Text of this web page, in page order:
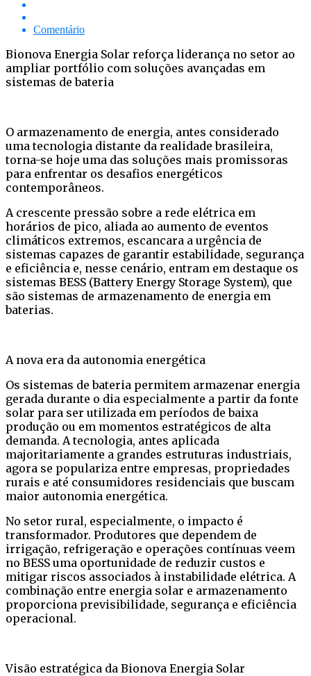
Comentário
Bionova Energia Solar reforça liderança no setor ao
ampliar portfólio com soluções avançadas em
sistemas de bateria
O armazenamento de energia, antes considerado
uma tecnologia distante da realidade brasileira,
torna-se hoje uma das soluções mais promissoras
para enfrentar os desafios energéticos
contemporâneos.
A crescente pressão sobre a rede elétrica em
horários de pico, aliada ao aumento de eventos
climáticos extremos, escancara a urgência de
sistemas capazes de garantir estabilidade, segurança
e eficiência e, nesse cenário, entram em destaque os
sistemas BESS (Battery Energy Storage System), que
são sistemas de armazenamento de energia em
baterias.
A nova era da autonomia energética
Os sistemas de bateria permitem armazenar energia
gerada durante o dia especialmente a partir da fonte
solar para ser utilizada em períodos de baixa
produção ou em momentos estratégicos de alta
demanda. A tecnologia, antes aplicada
majoritariamente a grandes estruturas industriais,
agora se populariza entre empresas, propriedades
rurais e até consumidores residenciais que buscam
maior autonomia energética.
No setor rural, especialmente, o impacto é
transformador. Produtores que dependem de
irrigação, refrigeração e operações contínuas veem
no BESS uma oportunidade de reduzir custos e
mitigar riscos associados à instabilidade elétrica. A
combinação entre energia solar e armazenamento
proporciona previsibilidade, segurança e eficiência
operacional.
Visão estratégica da Bionova Energia Solar